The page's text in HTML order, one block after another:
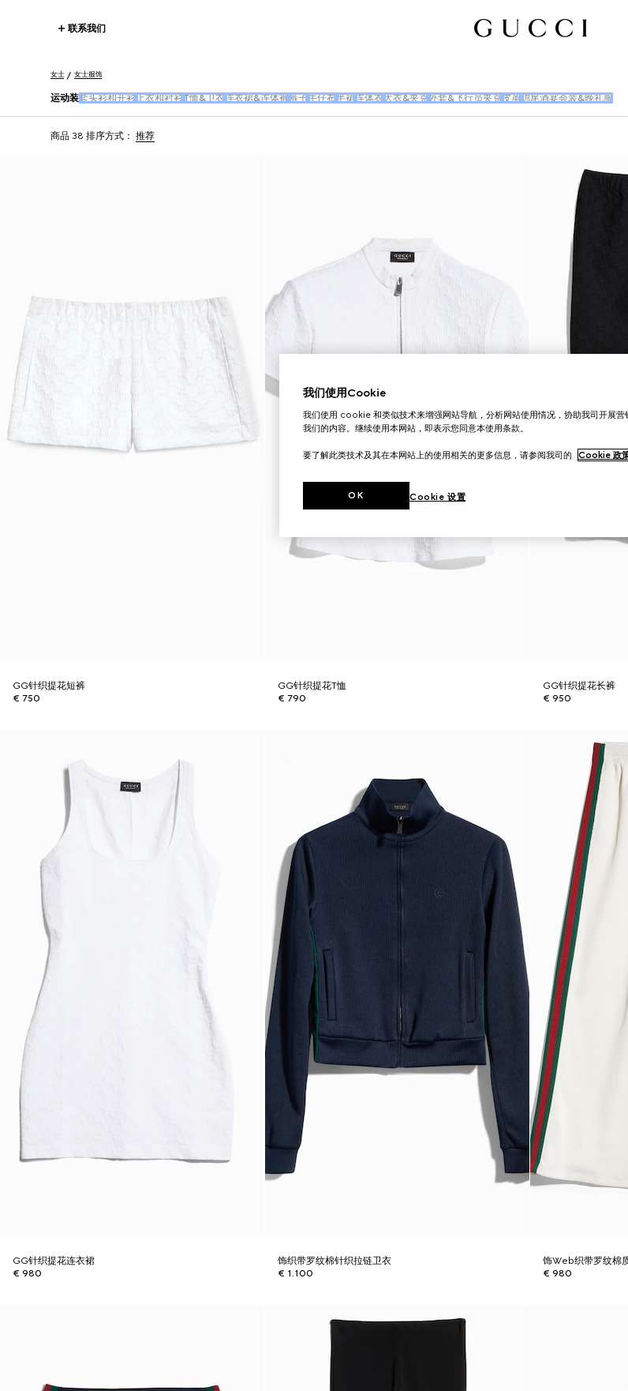
联系我们
女士 女士服饰
运动装 套头衫和开衫 上衣和衬衫 T恤&卫衣 连衣裙&连体裤 裤子 牛仔布 半裙 连体衣 大衣&夹克 外套&飞行员夹克 皮革 鸡尾酒宴会装&晚礼服
商品 38 排序方式： 推荐
GG针织提花短裤
€ 750
GG针织提花T恤
€ 790
GG针织提花长裤
€ 950
GG针织提花连衣裙
€ 980
饰织带罗纹棉针织拉链卫衣
€ 1.100
饰Web织带罗纹棉
€ 980
我们使用Cookie
我们使用 cookie 和类似技术来增强网站导航，分析网站使用情况，协助我司开展
我们的内容。继续使用本网站，即表示您同意本使用条款。
要了解此类技术及其在本网站上的使用相关的更多信息，请参阅我司的 Cookie 政
Cookie 设置
OK